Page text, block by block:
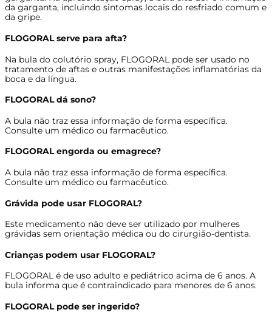
da garganta, incluindo sintomas locais do resfriado comum e
da gripe.
FLOGORAL serve para afta?
Na bula do colutório spray, FLOGORAL pode ser usado no
tratamento de aftas e outras manifestações inflamatórias da
boca e da língua.
FLOGORAL dá sono?
A bula não traz essa informação de forma específica.
Consulte um médico ou farmacêutico.
FLOGORAL engorda ou emagrece?
A bula não traz essa informação de forma específica.
Consulte um médico ou farmacêutico.
Grávida pode usar FLOGORAL?
Este medicamento não deve ser utilizado por mulheres
grávidas sem orientação médica ou do cirurgião-dentista.
Crianças podem usar FLOGORAL?
FLOGORAL é de uso adulto e pediátrico acima de 6 anos. A
bula informa que é contraindicado para menores de 6 anos.
FLOGORAL pode ser ingerido?